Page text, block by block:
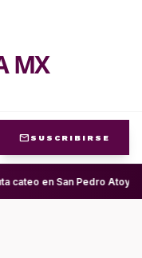
MX
mail SUSCRIBIRSE
cateo en San Pedro